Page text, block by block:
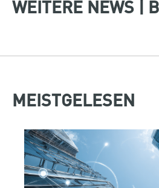
WEITERE NEWS |
MEISTGELESEN